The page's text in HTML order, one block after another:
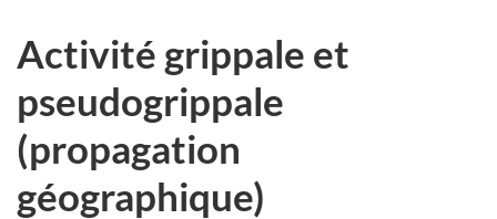
Activité grippale et
pseudogrippale
(propagation
géographique)